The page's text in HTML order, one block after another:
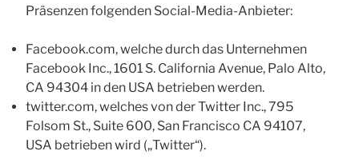
Präsenzen folgenden Social-Media-Anbieter:
Facebook.com, welche durch das Unternehmen
Facebook Inc., 1601 S. California Avenue, Palo Alto,
CA 94304 in den USA betrieben werden.
twitter.com, welches von der Twitter Inc., 795
Folsom St., Suite 600, San Francisco CA 94107,
USA betrieben wird („Twitter“).